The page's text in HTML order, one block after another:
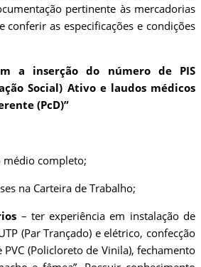
pertinente às mercadorias
conferir as especificações e condições
a inserção do número de PIS
Social) Ativo e laudos médicos
(PcD)”
médio completo;
na Carteira de Trabalho;
– ter experiência em instalação de
(Par Trançado) e elétrico, confecção
(Policloreto de Vinila), fechamento